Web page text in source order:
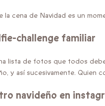
la cena de Navidad es un
challenge familiar
lista de fotos que todos
y así sucesivamente. Quien
navideño en